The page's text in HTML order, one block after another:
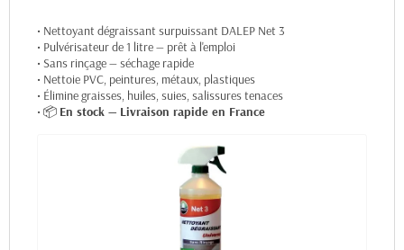
• Nettoyant dégraissant surpuissant DALEP Net 3
• Pulvérisateur de 1 litre — prêt à l'emploi
• Sans rinçage — séchage rapide
• Nettoie PVC, peintures, métaux, plastiques
• Élimine graisses, huiles, suies, salissures tenaces
• 📦 En stock — Livraison rapide en France